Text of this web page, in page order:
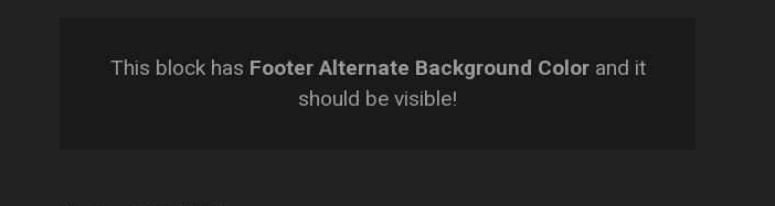
This block has Footer Alternate Background Colorand it
should be visible!